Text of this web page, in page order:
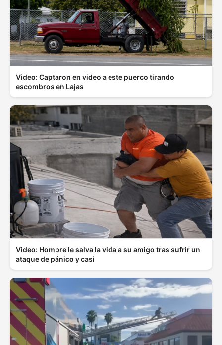
Video: Captaron en video a este puerco tirando
escombros en Lajas
Video: Hombre le salva la vida a su amigo tras sufrir un
ataque de pánico y casi